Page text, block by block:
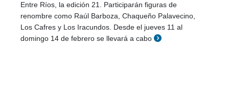
Entre Ríos, la edición 21. Participarán figuras de
renombre como Raúl Barboza, Chaqueño Palavecino,
Los Cafres y Los Iracundos. Desde el jueves 11 al
domingo 14 de febrero se llevará a cabo